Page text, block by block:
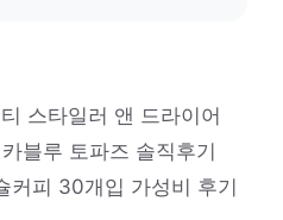
스타일러 앤 드라이어
블루 토파즈 솔직후기
커피 30개입 가성비 후기